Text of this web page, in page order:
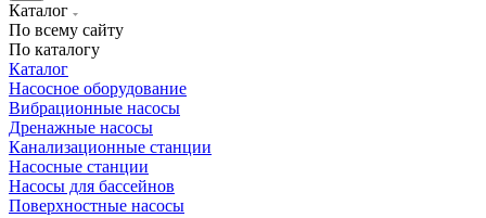
Каталог
По всему сайту
По каталогу
Каталог
Насосное оборудование
Вибрационные насосы
Дренажные насосы
Канализационные станции
Насосные станции
Насосы для бассейнов
Поверхностные насосы